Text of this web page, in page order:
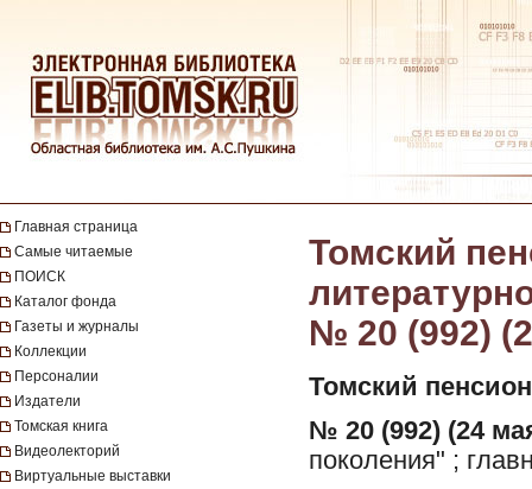
Главная страница
Самые читаемые
ПОИСК
Каталог фонда
Газеты и журналы
Коллекции
Персоналии
Издатели
Томская книга
Видеолекторий
Виртуальные выставки
Томский
№ 20 (992)
Томский
№ 20 (992) (24
поколения" ;